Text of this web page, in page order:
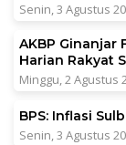
Senin, 3 Agustus
AKBP Ginanjar
Harian Rakyat
Minggu, 2 Agustus
BPS: Inflasi
Senin, 3 Agustus